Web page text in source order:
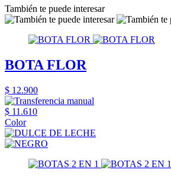
También te puede interesar
BOTA FLOR
$ 12.900
$ 11.610
Color